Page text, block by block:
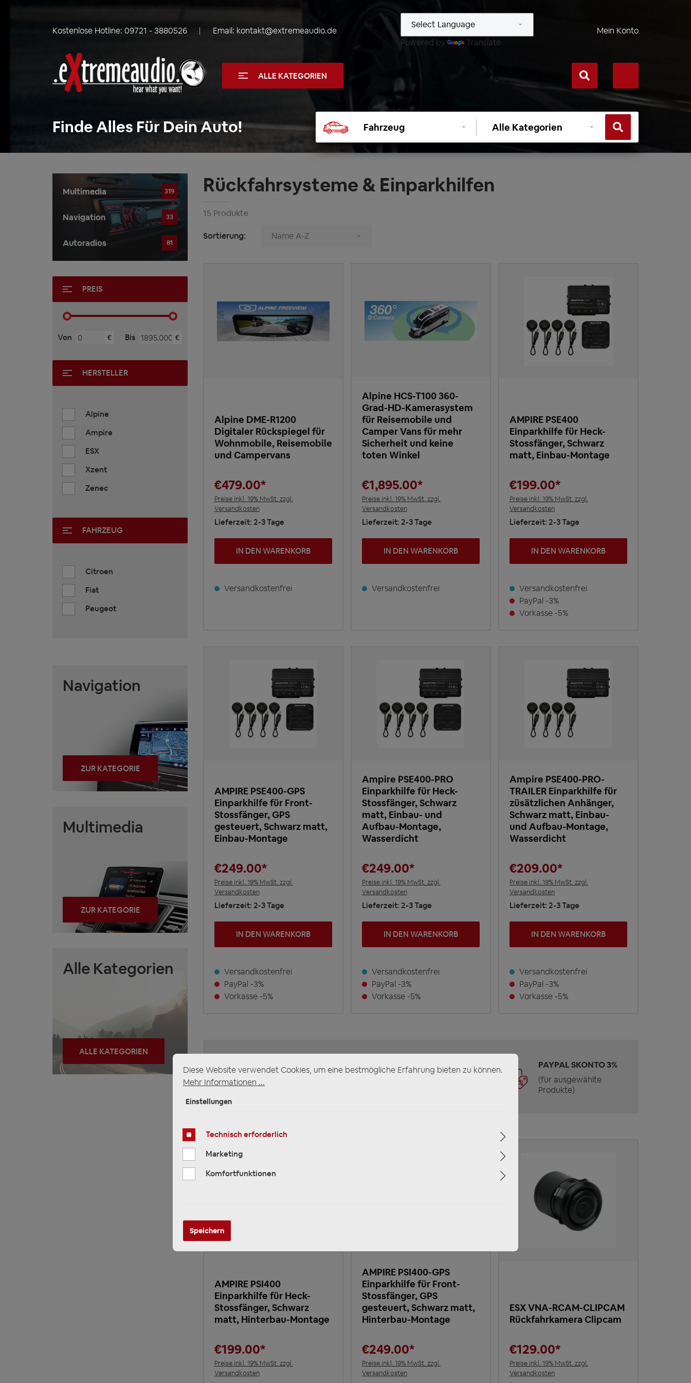
Kostenlose Hotline: 09721 - 3880526 Email: kontakt@extremeaudio.de
Powered by
Translate
Mein Konto
ALLE KATEGORIEN
Finde Alles Für Dein Auto!
auswählen
Kategorie
auswählen
Multimedia 319
Navigation 33
Autoradios 81
PREIS
Von € Bis €
HERSTELLER
Alpine
Ampire
ESX
Xzent
Zenec
FAHRZEUG
Citroen
Fiat
Peugeot
Navigation
ZUR KATEGORIE
Multimedia
ZUR KATEGORIE
Alle Kategorien
ALLE KATEGORIEN
Rückfahrsysteme & Einparkhilfen
15 Produkte
Sortierung:
Alpine DME-R1200
Digitaler Rückspiegel für
Wohnmobile, Reisemobile
und Campervans
€479.00*
Preise inkl. 19% MwSt. zzgl.
Versandkosten
Lieferzeit: 2-3 Tage
IN DEN WARENKORB
Versandkostenfrei
Alpine HCS-T100 360-
Grad-HD-Kamerasystem
für Reisemobile und
Camper Vans für mehr
Sicherheit und keine
toten Winkel
€1,895.00*
Preise inkl. 19% MwSt. zzgl.
Versandkosten
Lieferzeit: 2-3 Tage
IN DEN WARENKORB
Versandkostenfrei
AMPIRE PSE400
Einparkhilfe für Heck-
Stossfänger, Schwarz
matt, Einbau-Montage
€199.00*
Preise inkl. 19% MwSt. zzgl.
Versandkosten
Lieferzeit: 2-3 Tage
IN DEN WARENKORB
Versandkostenfrei
PayPal -3%
Vorkasse -5%
AMPIRE PSE400-GPS
Einparkhilfe für Front-
Stossfänger, GPS
gesteuert, Schwarz matt,
Einbau-Montage
€249.00*
Preise inkl. 19% MwSt. zzgl.
Versandkosten
Lieferzeit: 2-3 Tage
IN DEN WARENKORB
Versandkostenfrei
PayPal -3%
Vorkasse -5%
Ampire PSE400-PRO
Einparkhilfe für Heck-
Stossfänger, Schwarz
matt, Einbau- und
Aufbau-Montage,
Wasserdicht
€249.00*
Preise inkl. 19% MwSt. zzgl.
Versandkosten
Lieferzeit: 2-3 Tage
IN DEN WARENKORB
Versandkostenfrei
PayPal -3%
Vorkasse -5%
Ampire PSE400-PRO-
TRAILER Einparkhilfe für
züsätzlichen Anhänger,
Schwarz matt, Einbau-
und Aufbau-Montage,
Wasserdicht
€209.00*
Preise inkl. 19% MwSt. zzgl.
Versandkosten
Lieferzeit: 2-3 Tage
IN DEN WARENKORB
Versandkostenfrei
PayPal -3%
Vorkasse -5%
VORKASSE 5%
(für ausgewählte
REKLAMATIONEN &
PAYPAL SKONTO 3%
(für ausgewählte
Produkte)
AMPIRE PSI400
Einparkhilfe für Heck-
Stossfänger, Schwarz
matt, Hinterbau-Montage
€199.00*
Preise inkl. 19% MwSt. zzgl.
Versandkosten
AMPIRE PSI400-GPS
Einparkhilfe für Front-
Stossfänger, GPS
gesteuert, Schwarz matt,
Hinterbau-Montage
€249.00*
Preise inkl. 19% MwSt. zzgl.
Versandkosten
ESX VNA-RCAM-CLIPCAM
Rückfahrkamera Clipcam
€129.00*
Preise inkl. 19% MwSt. zzgl.
Versandkosten
Diese Website verwendet Cookies, um eine bestmögliche Erfahrung bieten zu können.
Mehr Informationen ...
Einstellungen
Technisch erforderlich
Marketing
Komfortfunktionen
Speichern